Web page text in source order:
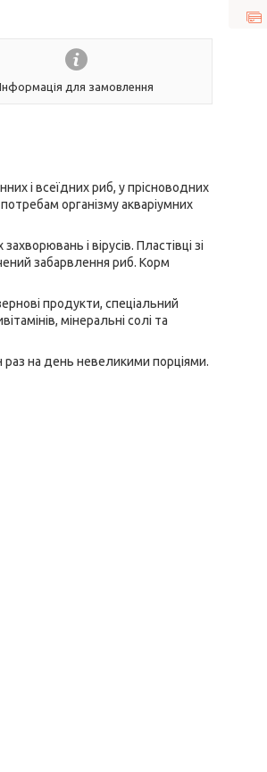
Інформація для замовлення
і всеїдних риб, у прісноводних
організму акваріумних
і вірусів. Пластівці зі
забарвлення риб. Корм
продукти, спеціальний
мінеральні солі та
раз на день невеликими порціями.